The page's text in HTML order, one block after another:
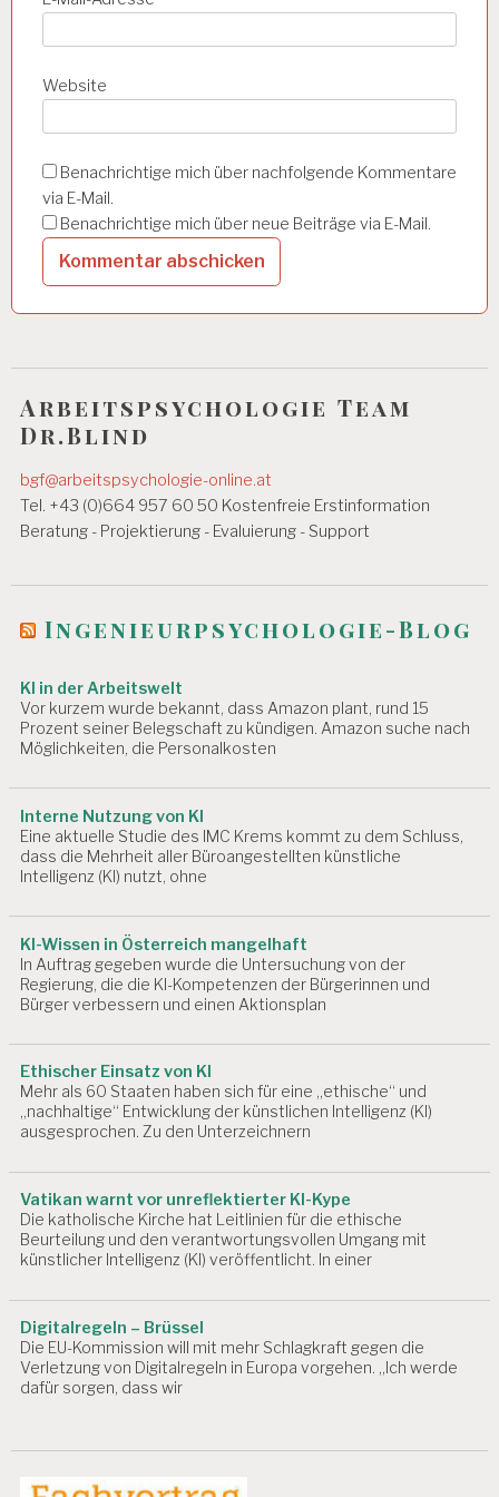
T
N
P
K
O
R
A
T
A
T
P
L
A
T
Z
A
S
Y
H
G
E
A
EI
T
S
P
C
H
O
L
IE
A
R
EI
T
S
P
S
H
L
Website
Benachrichtige mich über nachfolgende Kommentare
via E-Mail.
Benachrichtige mich über neue Beiträge via E-Mail.
Arbeitspsychologie Team
Dr.Blind
bgf@arbeitspsychologie-online.at
Tel. +43 (0)664 957 60 50 Kostenfreie Erstinformation
Beratung - Projektierung - Evaluierung - Support
Ingenieurpsychologie-Blog
KI in der Arbeitswelt
Vor kurzem wurde bekannt, dass Amazon plant, rund 15
Prozent seiner Belegschaft zu kündigen. Amazon suche nach
Möglichkeiten, die Personalkosten
Interne Nutzung von KI
Eine aktuelle Studie des IMC Krems kommt zu dem Schluss,
dass die Mehrheit aller Büroangestellten künstliche
Intelligenz (KI) nutzt, ohne
KI-Wissen in Österreich mangelhaft
In Auftrag gegeben wurde die Untersuchung von der
Regierung, die die KI-Kompetenzen der Bürgerinnen und
Bürger verbessern und einen Aktionsplan
Ethischer Einsatz von KI
Mehr als 60 Staaten haben sich für eine „ethische“ und
„nachhaltige“ Entwicklung der künstlichen Intelligenz (KI)
ausgesprochen. Zu den Unterzeichnern
Vatikan warnt vor unreflektierter KI-Kype
Die katholische Kirche hat Leitlinien für die ethische
Beurteilung und den verantwortungsvollen Umgang mit
künstlicher Intelligenz (KI) veröffentlicht. In einer
Digitalregeln – Brüssel
Die EU-Kommission will mit mehr Schlagkraft gegen die
Verletzung von Digitalregeln in Europa vorgehen. „Ich werde
dafür sorgen, dass wir